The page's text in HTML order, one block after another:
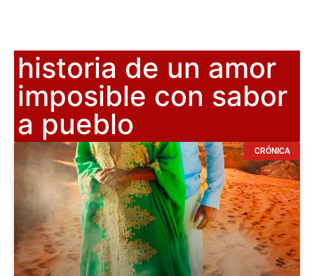
historia de un amor
imposible con sabor
a pueblo
CRÓNICA